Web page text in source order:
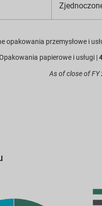
opakowania przemysłowe i
papierowe i usługi |
As of close of FY